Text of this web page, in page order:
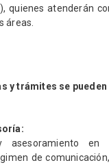
quienes atenderán
áreas.
y trámites se pueden
asesoramiento en
de